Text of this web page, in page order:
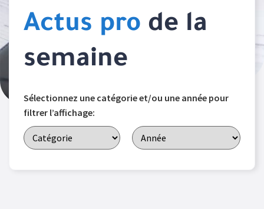
Actus pro de la
semaine
Sélectionnez une catégorie et/ou une année pour
filtrer l’affichage: